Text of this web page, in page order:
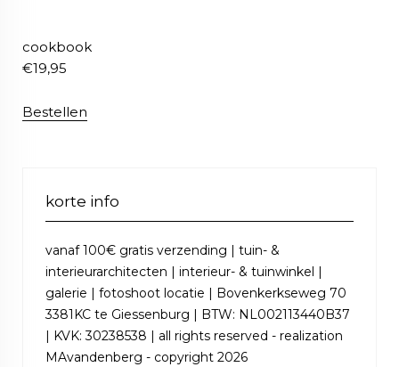
cookbook
€19,95
Bestellen
korte info
vanaf 100€ gratis verzending | tuin- &
interieurarchitecten | interieur- & tuinwinkel |
galerie | fotoshoot locatie | Bovenkerkseweg 70
3381KC te Giessenburg | BTW: NL002113440B37
| KVK: 30238538 | all rights reserved - realization
MAvandenberg - copyright 2026